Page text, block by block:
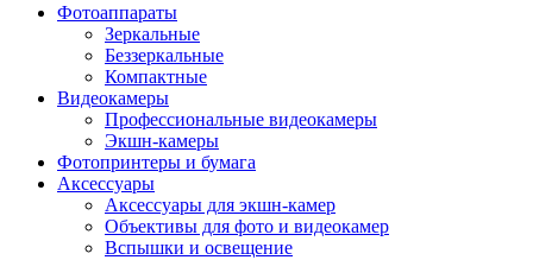
Фотоаппараты
Зеркальные
Беззеркальные
Компактные
Видеокамеры
Профессиональные видеокамеры
Экшн-камеры
Фотопринтеры и бумага
Аксессуары
Аксессуары для экшн-камер
Объективы для фото и видеокамер
Вспышки и освещение